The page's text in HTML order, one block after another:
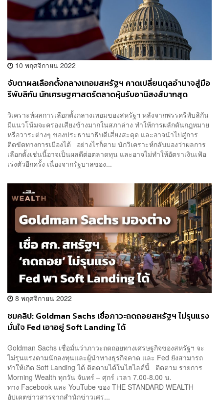
10 พฤศจิกายน 2022
จับตาผลเลือกตั้งกลางเทอมสหรัฐฯ คาดเปลี่ยนดุลอำนาจสู่มือ
รีพับลิกัน นักเศรษฐศาสตร์ตลาดหุ้นรับอานิสงส์มากสุด
วิเคราะห์ผลการเลือกตั้งกลางเทอมของสหรัฐฯ หลังจากพรรครีพับลิกัน
มีแนวโน้มจะครองเสียงข้างมากในสภาล่าง ทำให้การผลักดันกฎหมาย
หรือวาระต่างๆ ของประธานาธิบดีเสี่ยงสะดุด และอาจนำไปสู่การ
ติดขัดทางการเมืองได้ อย่างไรก็ตาม นักวิเคราะห์กลับมองว่าผลการ
เลือกตั้งเช่นนี้อาจเป็นผลดีต่อตลาดทุน และอาจไม่ทำให้อัตราเงินเฟ้อ
เร่งตัวอีกครั้ง เนื่องจากรัฐบาลของ...
8 พฤศจิกายน 2022
ชมคลิป: Goldman Sachs เชื่อภาวะถดถอยสหรัฐฯ ไม่รุนแรง
มั่นใจ Fed เอาอยู่ Soft Landing ได้
Goldman Sachs เชื่อมั่นว่าภาวะถดถอยทางเศรษฐกิจของสหรัฐฯ จะ
ไม่รุนแรงตามนักลงทุนและผู้นำทางธุรกิจคาด และ Fed ยังสามารถ
ทำให้เกิด Soft Landing ได้ ติดตามได้ในไฮไลต์นี้ ติดตาม รายการ
Morning Wealth ทุกวัน จันทร์ – ศุกร์ เวลา 7.00-8.00 น.
ทาง Facebook และ YouTube ของ THE STANDARD WEALTH
อัปเดตข่าวสารจากสำนักข่าวเศร...